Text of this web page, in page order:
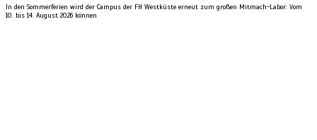
In den Sommerferien wird der Campus der FH Westküste erneut zum großen Mitmach-Labor: Vom
10. bis 14. August 2026 können